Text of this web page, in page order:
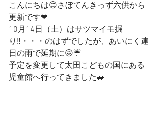
こんにちは😊さぼてんきっず六供から
更新です❤
10月14日（土）はサツマイモ掘
り‼・・・のはずでしたが、あいにく連
日の雨で延期に😖☔
予定を変更して太田こどもの国にある
児童館へ行ってきました🚙